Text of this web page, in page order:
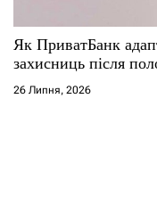
Як ПриватБанк
захисниць після
26 Липня, 2026